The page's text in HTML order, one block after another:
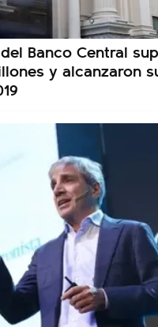
Banco Central
y alcanzaron